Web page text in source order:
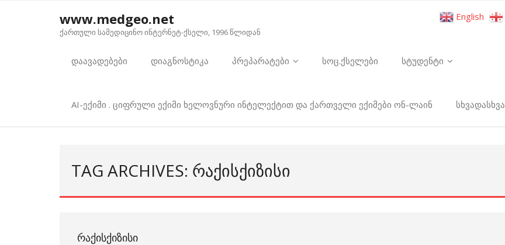
www.medgeo.net
ქართული სამედიცინო ინტერნეტ-ქსელი, 1996 წლიდან
დაავადებები დიაგნოსტიკა პრეპარატები სოც.ქსელები სტუდენტი
AI-ექიმი . ციფრული ექიმი ხელოვნური ინტელექტით და ქართველი ექიმები ონ-ლაინ სხვადასხვა
TAG ARCHIVES: ᲠᲐᲥᲘᲡᲥᲘᲖᲘᲡᲘ
ᲠᲐᲥᲘᲡᲥᲘᲖᲘᲡᲘ
English